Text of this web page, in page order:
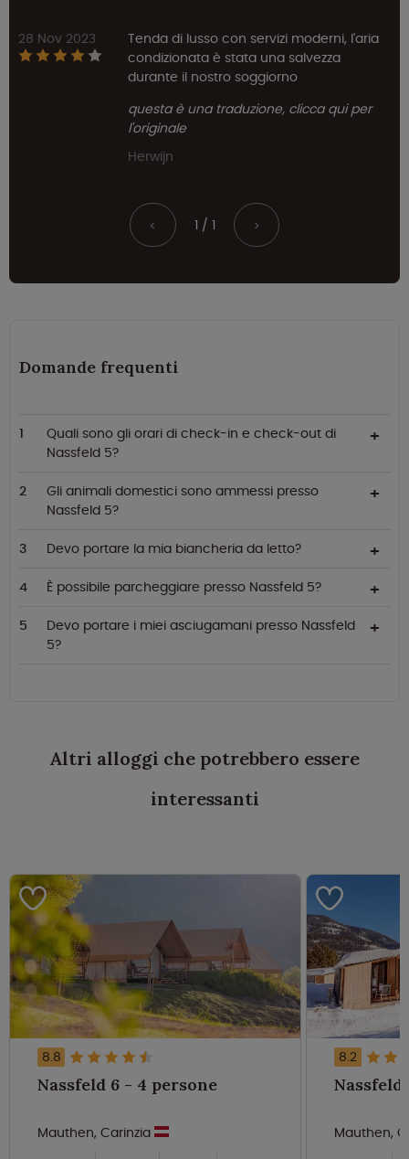
28 Nov 2023
Tenda di lusso con servizi moderni, l'aria
condizionata è stata una salvezza
durante il nostro soggiorno
questa è una traduzione, clicca qui per
l'originale
Herwijn
< 1 / 1 >
Domande frequenti
Quali sono gli orari di check-in e check-out di
Nassfeld 5?
Gli animali domestici sono ammessi presso
Nassfeld 5?
Devo portare la mia biancheria da letto?
È possibile parcheggiare presso Nassfeld 5?
Devo portare i miei asciugamani presso Nassfeld
5?
Altri alloggi che potrebbero essere
interessanti
8.8
Nassfeld 6 - 4 persone
Mauthen, Carinzia
8.2
Mauthen,